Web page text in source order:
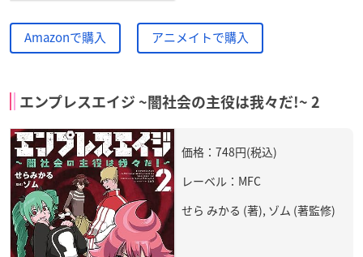
Amazonで購入 アニメイトで購入
エンプレスエイジ ~闇社会の主役は我々だ!~ 2
価格：748円(税込)
レーベル：MFC
せら みかる (著), ゾム (著監修)